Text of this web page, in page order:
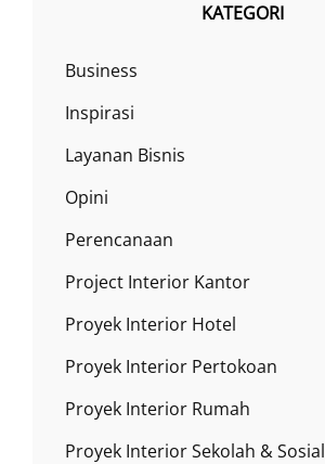
KATEGORI
Business
Inspirasi
Layanan Bisnis
Opini
Perencanaan
Project Interior Kantor
Proyek Interior Hotel
Proyek Interior Pertokoan
Proyek Interior Rumah
Proyek Interior Sekolah & Sosial